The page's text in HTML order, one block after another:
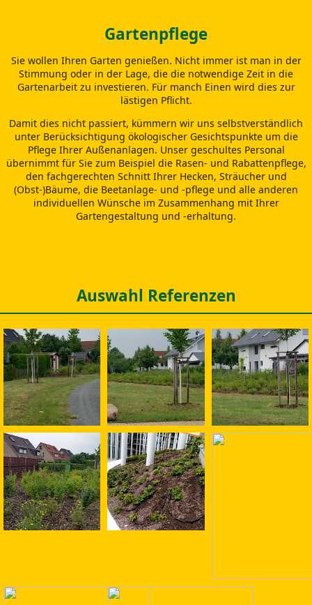
Gartenpflege
Sie wollen Ihren Garten genießen. Nicht immer ist man in der
Stimmung oder in der Lage, die die notwendige Zeit in die
Gartenarbeit zu investieren. Für manch Einen wird dies zur
lästigen Pflicht.
Damit dies nicht passiert, kümmern wir uns selbstverständlich
unter Berücksichtigung ökologischer Gesichtspunkte um die
Pflege Ihrer Außenanlagen. Unser geschultes Personal
übernimmt für Sie zum Beispiel die Rasen- und Rabattenpflege,
den fachgerechten Schnitt Ihrer Hecken, Sträucher und
(Obst-)Bäume, die Beetanlage- und -pflege und alle anderen
individuellen Wünsche im Zusammenhang mit Ihrer
Gartengestaltung und -erhaltung.
Auswahl Referenzen